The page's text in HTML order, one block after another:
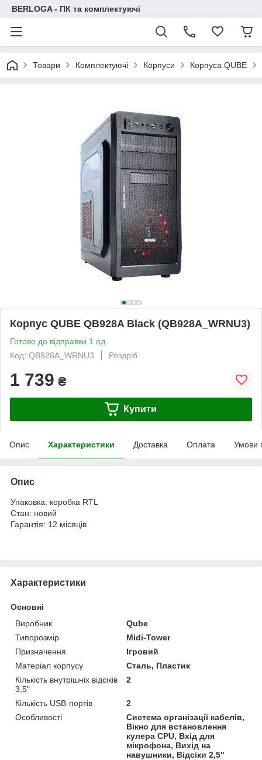
BERLOGA - ПК та комплектуючі
Товари Комплектуючі Корпуси Корпуса QUBE
Корпус QUBE QB928A Black (QB928A_WRNU3)
Готово до відправки 1 од.
Код: QB928A_WRNU3
Роздріб
1 739 ₴
Купити
Опис Характеристики Доставка Оплата Умови
Опис
Упаковка: коробка RTL
Стан: новий
Гарантія: 12 місяців
Характеристики
Основні
Виробник
Qube
Типорозмір
Midi-Tower
Призначення
Ігровий
Матеріал корпусу
Сталь, Пластик
Кількість внутрішніх відсіків
3,5"
2
Кількість USB-портів
2
Особливості
Система організації кабелів,
Вікно для встановлення
кулера CPU, Вхід для
мікрофона, Вихід на
навушники, Відсіки 2,5"